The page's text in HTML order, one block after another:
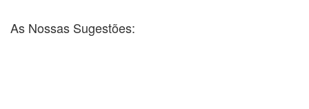
As Nossas Sugestões: